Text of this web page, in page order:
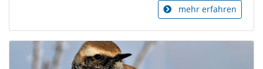
mehr erfahren